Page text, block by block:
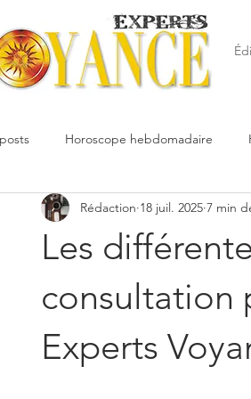
Horoscope hebdomadaire
communauté Horoscope de la
Oracledesmiroirs
des rêves Mai Juin
Les
consultation
Experts
Rédaction 18 juil. 2025 7 min